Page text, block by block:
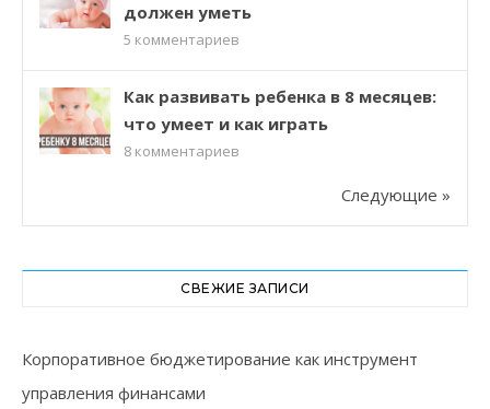
должен уметь
5 комментариев
Как развивать ребенка в 8 месяцев:
что умеет и как играть
8 комментариев
Следующие »
СВЕЖИЕ ЗАПИСИ
Корпоративное бюджетирование как инструмент
управления финансами